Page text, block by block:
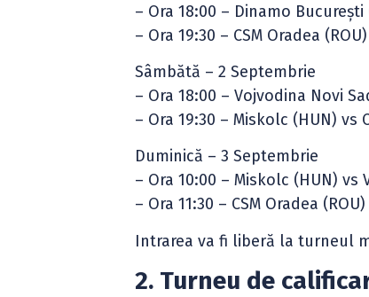
– Ora 18:00 – Dinamo
– Ora 19:30 – CSM Oradea
Sâmbătă – 2 Septembrie
– Ora 18:00 – Vojvodina Novi
– Ora 19:30 – Miskolc (HUN) vs
Duminică – 3 Septembrie
– Ora 10:00 – Miskolc (HUN) vs
– Ora 11:30 – CSM Oradea
Intrarea va fi liberă la turneul
2. Turneu de